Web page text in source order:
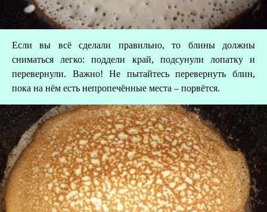
Если вы всё сделали правильно, то блины должны
сниматься легко: поддели край, подсунули лопатку и
перевернули. Важно! Не пытайтесь перевернуть блин,
пока на нём есть непропечённые места – порвётся.